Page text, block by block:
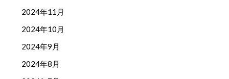
2024年11月
2024年10月
2024年9月
2024年8月